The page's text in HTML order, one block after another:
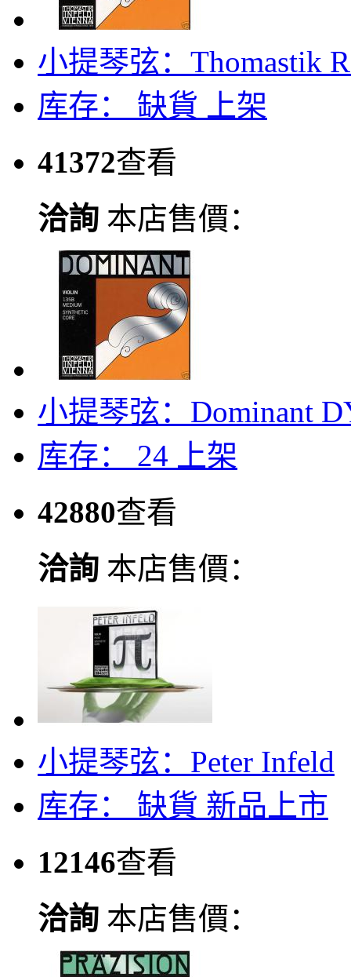
小提琴弦：Thomastik
库存： 缺貨
上架
41372查看
洽詢 本店售價：
小提琴弦：Dominant
库存： 24
上架
42880查看
洽詢 本店售價：
小提琴弦：Peter Infeld
库存： 缺貨 新品上市
12146查看
洽詢 本店售價：